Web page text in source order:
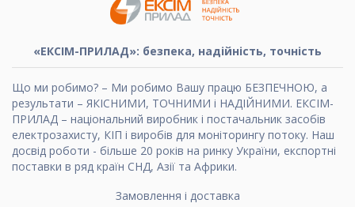
«ЕКСІМ-ПРИЛАД»: безпека, надійність, точність
Що ми робимо? – Ми робимо Вашу працю БЕЗПЕЧНОЮ, а
результати – ЯКІСНИМИ, ТОЧНИМИ і НАДІЙНИМИ. ЕКСІМ-
ПРИЛАД – національний виробник і постачальник засобів
електрозахисту, КІП і виробів для моніторингу потоку. Наш
досвід роботи - більше 20 років на ринку України, експортні
поставки в ряд країн СНД, Азії та Африки.
Замовлення і доставка